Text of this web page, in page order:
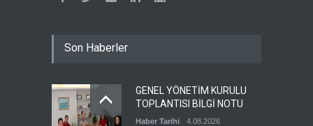
Son Haberler
GENEL YÖNETİM KURULU
TOPLANTISI BİLGİ NOTU
Haber Tarihi 4.08.2026